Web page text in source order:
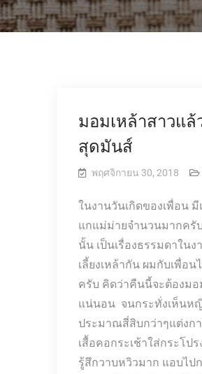
มอมเหล้าสาวแล้
สุดมันส์
พฤศจิกายน 30, 2018
ในงานวันเกิดของเพื่อน
แกแม่ม่ายจำนวนมากครั
นั้น เป็นเรื่องธรรมดาใน
เลี้ยงเหล้ากัน ผมกับเพื่อน
ครับ คิดว่าคืนนี้จะต้องม
แน่นอน จนกระทั่งเห็นห
ประมาณสี่สิบกว่าๆแต่งก
เสื้อคอกระเช้าใส่กระโป
รู้สึกวาบหวิวมาก แอบไป